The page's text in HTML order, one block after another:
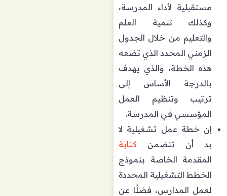
مستقبلية لأداء المدرسة،
وكذلك تنمية العلم
والتعليم من خلال الجدول
الزمني المحدد الذي تضعه
هذه الخطة، والذي يهدف
بالدرجة الأساس إلى
ترتيب وتنظيم العمل
المؤسسي في المدرسة.
إن خطة عمل تشغيلية لا
بد أن تتضمن كتابة
المقدمة الخاصة بنموذج
الخطط التشغيلية المحددة
لعمل المدارس، فضلًا عن